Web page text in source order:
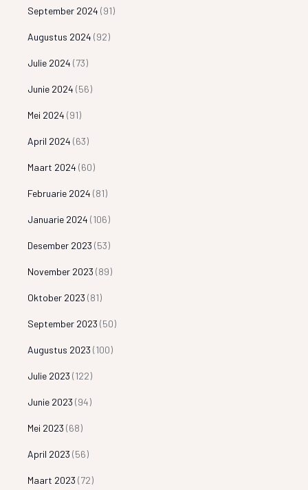
September 2024 (91)
Augustus 2024 (92)
Julie 2024 (73)
Junie 2024 (56)
Mei 2024 (91)
April 2024 (63)
Maart 2024 (60)
Februarie 2024 (81)
Januarie 2024 (106)
Desember 2023 (53)
November 2023 (89)
Oktober 2023 (81)
September 2023 (50)
Augustus 2023 (100)
Julie 2023 (122)
Junie 2023 (94)
Mei 2023 (68)
April 2023 (56)
Maart 2023 (72)